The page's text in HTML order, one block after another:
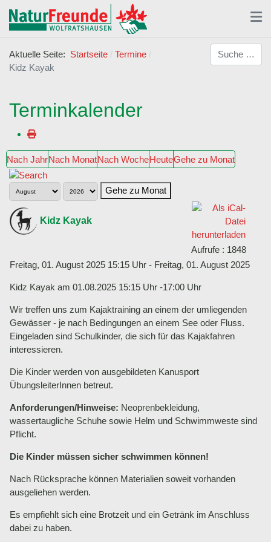
Aktuelle Seite: Startseite
Termine
Kidz Kayak
Suchen
Terminkalender
Nach JahrNach MonatNach WocheHeuteGehe zu Monat
Gehe zu Monat
Kidz Kayak
Aufrufe : 1848
Freitag, 01. August 2025 15:15 Uhr - Freitag, 01. August 2025
Kidz Kayak am 01.08.2025 15:15 Uhr -17:00 Uhr
Wir treffen uns zum Kajaktraining an einem der umliegenden
Gewässer - je nach Bedingungen an einem See oder Fluss.
Eingeladen sind Schulkinder, die sich für das Kajakfahren
interessieren.
Die Kinder werden von ausgebildeten Kanusport
ÜbungsleiterInnen betreut.
Anforderungen/Hinweise: Neoprenbekleidung,
wassertaugliche Schuhe sowie Helm und Schwimmweste sind
Pflicht.
Die Kinder müssen sicher schwimmen können!
Nach Rücksprache können Materialien soweit vorhanden
ausgeliehen werden.
Es empfiehlt sich eine Brotzeit und ein Getränk im Anschluss
dabei zu haben.